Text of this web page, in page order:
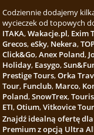
Codziennie dodajemy
wycieczek od topowych
ITAKA,Wakacje.pl, Exim
Grecos,eSky, Nekera,
Click&Go,Anex Poland,
Holiday, Easygo,
Prestige Tours,Orka
Tour, Funclub, Marco,
Poland,SnowTrex,
ETI,Otium,Vitkovice
Znajdź idealną ofertę
Premium z opcją Ultra